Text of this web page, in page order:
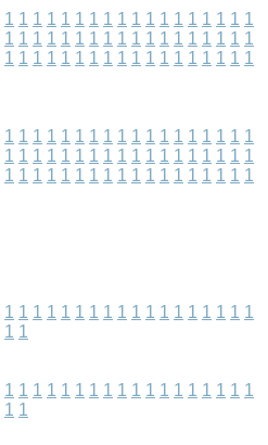
1 1 1 1 1 1 1 1 1 1 1 1 1 1 1 1 1 1
1 1 1 1 1 1 1 1 1 1 1 1 1 1 1 1 1 1
1 1 1 1 1 1 1 1 1 1 1 1 1 1 1 1 1 1
1 1 1 1 1 1 1 1 1 1 1 1 1 1 1 1 1 1
1 1 1 1 1 1 1 1 1 1 1 1 1 1 1 1 1 1
1 1 1 1 1 1 1 1 1 1 1 1 1 1 1 1 1 1
1 1 1 1 1 1 1 1 1 1 1 1 1 1 1 1 1 1
1 1
1 1 1 1 1 1 1 1 1 1 1 1 1 1 1 1 1 1
1 1